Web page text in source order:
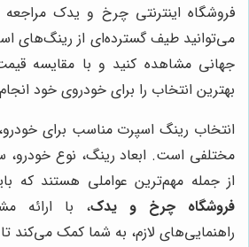
فروشگاه اینترنتی چرخ و یدک مراجعه
می‌توانید طیف گسترده‌ای از رینگ‌های
جهانی مشاهده کنید و با مقایسه
بهترین انتخاب را برای خودروی خود
انتخاب رینگ اسپرت مناسب برای
مختلفی است. ابعاد رینگ، نوع
از جمله مهم‌ترین عواملی هستند که
فروشگاه چرخ و یدک، با ارائه
راهنمایی‌های لازم، به شما کمک می‌کند